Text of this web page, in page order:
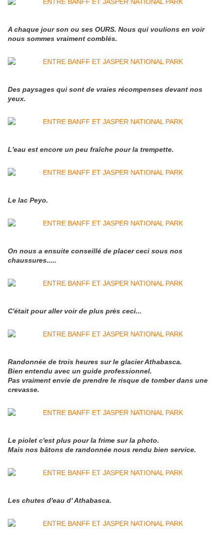
A chaque jour son ou ses OURS. Nous qui voulions en voir
nous sommes vraiment comblés.
Des paysages qui sont de vraies récompenses devant nos
yeux.
L'eau est encore un peu fraîche pour la trempette.
Le lac Peyo.
On nous a ensuite conseillé de placer ceci sous nos
chaussures.....
C'était pour aller voir de plus près ceci...
Randonnée de trois heures sur le glacier Athabasca.
Bien entendu avec un guide professionnel.
Pas vraiment envie de prendre le risque de tomber dans une
crevasse.
Le piolet c'est plus pour la frime sur la photo.
Mais nos bâtons de randonnée nous rendu bien service.
Les chutes d'eau d' Athabasca.